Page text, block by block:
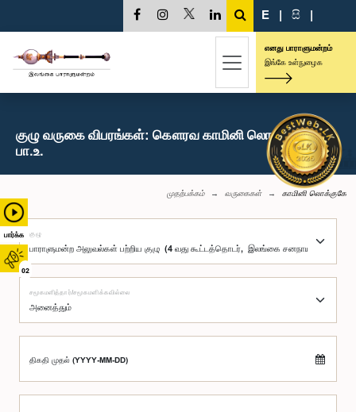
பார்க்க
02
E | සි |
எனது பாராளுமன்றம்
இங்கே உள்நுழைக
குழு வருகை விபரங்கள்: கௌரவ காமினி லொக்குகே,
பா.உ.
முதற்பக்கம் வருகைகள் காமினி லொக்குகே
குழு
சமூகமளித்தார்/சமூகமளிக்கவில்லை
திகதி முதல் (YYYY-MM-DD)